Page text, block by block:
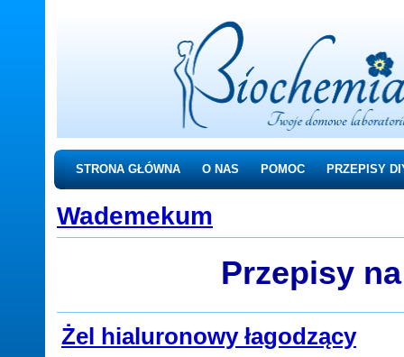
STRONA GŁÓWNA O NAS POMOC PRZEPISY
Wademekum
Przepisy
Żel hialuronowy łagodzący